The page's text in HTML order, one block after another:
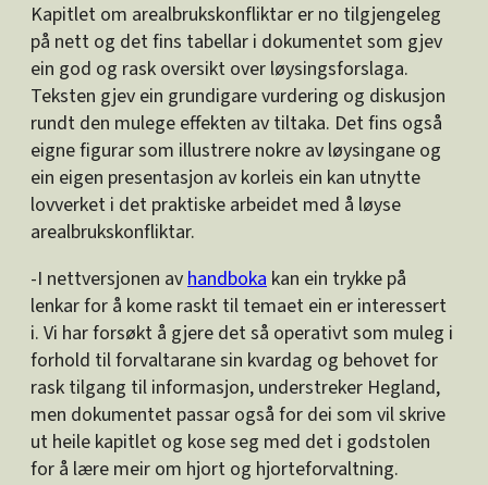
Kapitlet om arealbrukskonfliktar er no tilgjengeleg
på nett og det fins tabellar i dokumentet som gjev
ein god og rask oversikt over løysingsforslaga.
Teksten gjev ein grundigare vurdering og diskusjon
rundt den mulege effekten av tiltaka. Det fins også
eigne figurar som illustrere nokre av løysingane og
ein eigen presentasjon av korleis ein kan utnytte
lovverket i det praktiske arbeidet med å løyse
arealbrukskonfliktar.
-I nettversjonen avhandboka kan ein trykke på
lenkar for å kome raskt til temaet ein er interessert
i. Vi har forsøkt å gjere det så operativt som muleg i
forhold til forvaltarane sin kvardag og behovet for
rask tilgang til informasjon, understreker Hegland,
men dokumentet passar også for dei som vil skrive
ut heile kapitlet og kose seg med det i godstolen
for å lære meir om hjort og hjorteforvaltning.